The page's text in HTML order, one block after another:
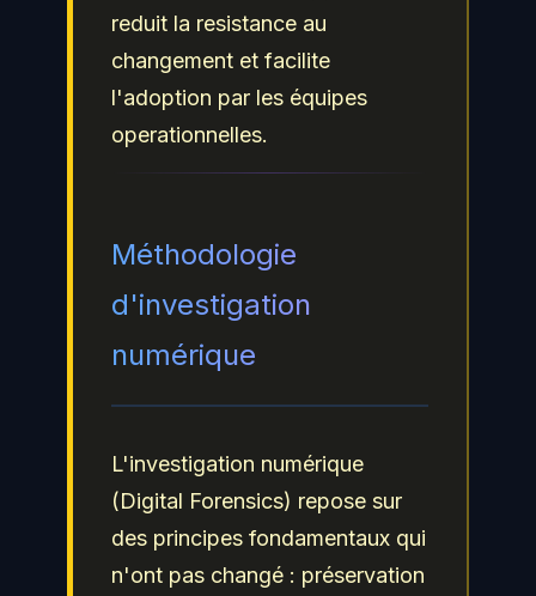
reduit la resistance au
changement et facilite
l'adoption par les équipes
operationnelles.
Méthodologie
d'investigation
numérique
L'investigation numérique
(Digital Forensics) repose sur
des principes fondamentaux qui
n'ont pas changé : préservation